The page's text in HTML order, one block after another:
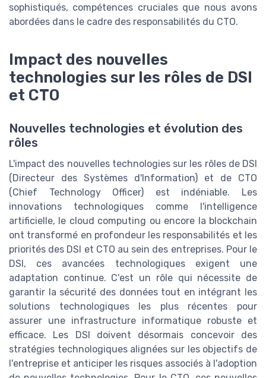
sophistiqués, compétences cruciales que nous avons
abordées dans le cadre des responsabilités du CTO.
Impact des nouvelles
technologies sur les rôles de DSI
et CTO
Nouvelles technologies et évolution des
rôles
L'impact des nouvelles technologies sur les rôles de DSI
(Directeur des Systèmes d'Information) et de CTO
(Chief Technology Officer) est indéniable. Les
innovations technologiques comme l'intelligence
artificielle, le cloud computing ou encore la blockchain
ont transformé en profondeur les responsabilités et les
priorités des DSI et CTO au sein des entreprises. Pour le
DSI, ces avancées technologiques exigent une
adaptation continue. C'est un rôle qui nécessite de
garantir la sécurité des données tout en intégrant les
solutions technologiques les plus récentes pour
assurer une infrastructure informatique robuste et
efficace. Les DSI doivent désormais concevoir des
stratégies technologiques alignées sur les objectifs de
l'entreprise et anticiper les risques associés à l'adoption